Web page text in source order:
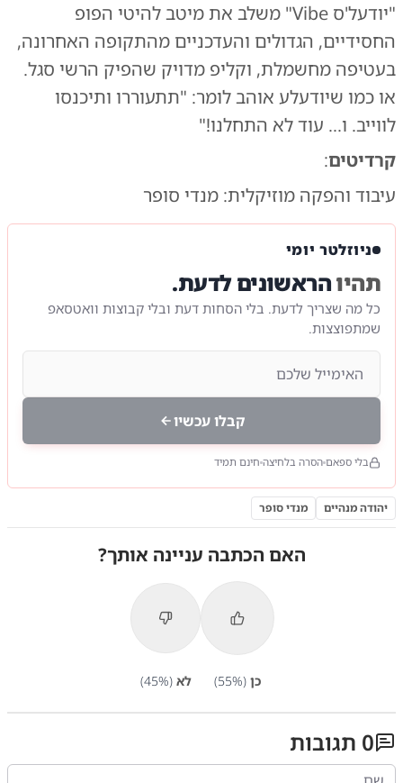
"יודעל'ס Vibe" משלב את מיטב להיטי הפופ
החסידיים, הגדולים והעדכניים מהתקופה האחרונה,
בעטיפה מחשמלת, וקליפ מדויק שהפיק הרשי סגל.
או כמו שיודעלע אוהב לומר: "תתעוררו ותיכנסו
לווייב. ו... עוד לא התחלנו!"
קרדיטים:
עיבוד והפקה מוזיקלית: מנדי סופר
ניוזלטר יומי
תהיוהראשונים לדעת.
כל מה שצריך לדעת. בלי הסחות דעת ובלי קבוצות וואטסאפ
שמתפוצצות.
קבלו עכשיו
בלי ספאם הסרה בלחיצה חינם תמיד
יהודה מנהיים מנדי סופר
האם הכתבה עניינה אותך?
כן (
55%) לא (
45%)
0 תגובות